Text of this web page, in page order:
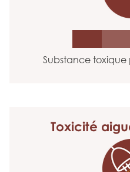
Substance
Toxicité